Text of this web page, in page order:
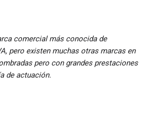
comercial más conocida de
pero existen muchas otras marcas en
pero con grandes prestaciones
de actuación.